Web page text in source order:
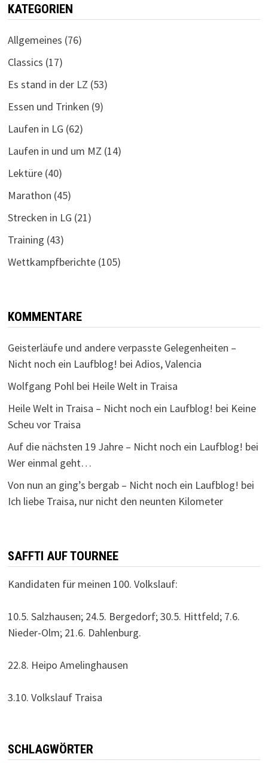
KATEGORIEN
Allgemeines (76)
Classics (17)
Es stand in der LZ (53)
Essen und Trinken (9)
Laufen in LG (62)
Laufen in und um MZ (14)
Lektüre(40)
Marathon (45)
Strecken in LG (21)
Training (43)
Wettkampfberichte(105)
KOMMENTARE
Geisterläufe und andere verpasste Gelegenheiten –
Nicht noch ein Laufblog! bei Adios, Valencia
Wolfgang Pohlbei Heile Welt in Traisa
Heile Welt in Traisa – Nicht noch ein Laufblog! bei Keine
Scheu vor Traisa
Auf die nächsten 19 Jahre – Nicht noch ein Laufblog! bei
Wer einmal geht…
Von nun an ging’s bergab – Nicht noch ein Laufblog! bei
Ich liebe Traisa, nur nicht den neunten Kilometer
SAFFTI AUF TOURNEE
Kandidaten für meinen 100. Volkslauf:
10.5. Salzhausen; 24.5. Bergedorf; 30.5. Hittfeld; 7.6.
Nieder-Olm; 21.6. Dahlenburg.
22.8. Heipo Amelinghausen
3.10. Volkslauf Traisa
SCHLAGWÖRTER